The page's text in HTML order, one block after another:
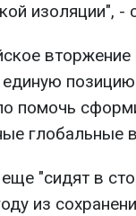
изоляции", -
вторжение
единую
помочь
глобальные
"сидят в
из